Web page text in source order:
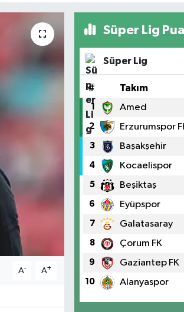
A- A+
Süper Lig
Süper Lig
# Takım
1 Amed
2 Erzurumspor
3 Başakşehir
4 Kocaelispor
5 Beşiktaş
6 Eyüpspor
7 Galatasaray
8 Çorum FK
9 Gaziantep FK
10 Alanyaspor